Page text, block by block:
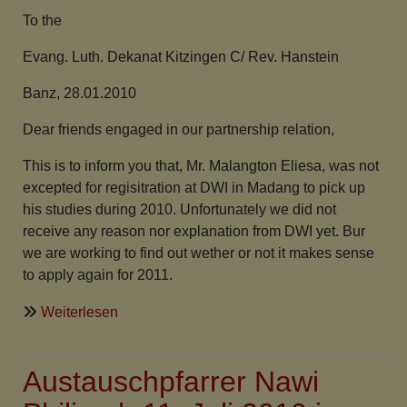
To the
Evang. Luth. Dekanat Kitzingen C/ Rev. Hanstein
Banz, 28.01.2010
Dear friends engaged in our partnership relation,
This is to inform you that, Mr. Malangton Eliesa, was not
excepted for regisitration at DWI in Madang to pick up
his studies during 2010. Unfortunately we did not
receive any reason nor explanation from DWI yet. Bur
we are working to find out wether or not it makes sense
to apply again for 2011.
Weiterlesen
aus
Austauschpfarrer Nawi